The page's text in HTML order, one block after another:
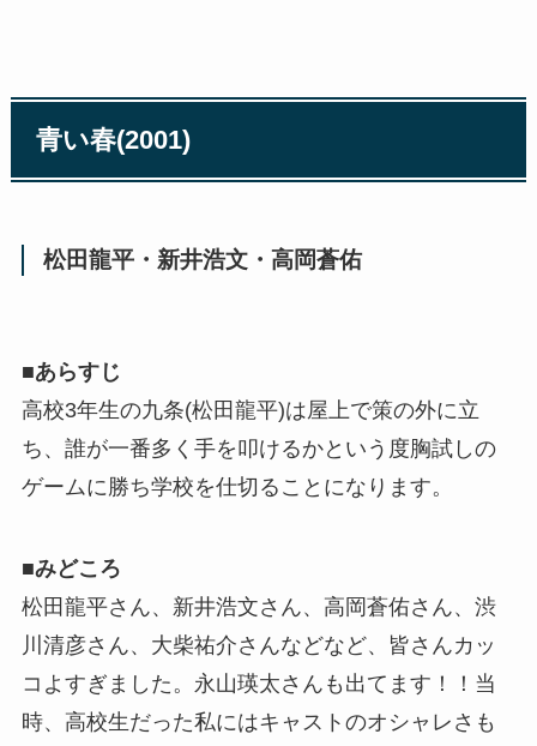
青い春(2001)
松田龍平・新井浩文・高岡蒼佑
■あらすじ
高校3年生の九条(松田龍平)は屋上で策の外に立
ち、誰が一番多く手を叩けるかという度胸試しの
ゲームに勝ち学校を仕切ることになります。
■みどころ
松田龍平さん、新井浩文さん、高岡蒼佑さん、渋
川清彦さん、大柴祐介さんなどなど、皆さんカッ
コよすぎました。永山瑛太さんも出てます！！当
時、高校生だった私にはキャストのオシャレさも